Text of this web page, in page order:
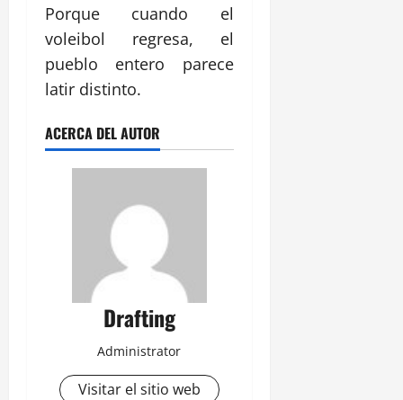
Porque cuando el
voleibol regresa, el
pueblo entero parece
latir distinto.
ACERCA DEL AUTOR
Drafting
Administrator
Visitar el sitio web